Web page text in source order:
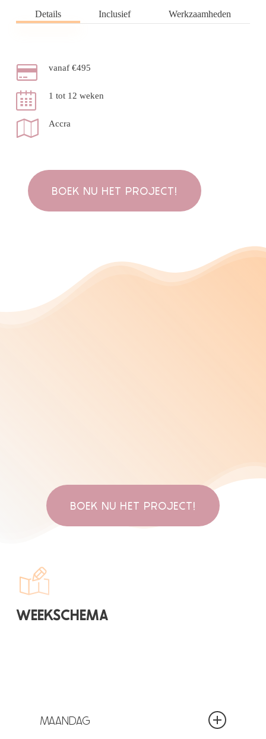
Details Inclusief Werkzaamheden
vanaf €495
1 tot 12 weken
Accra
BOEK NU HET PROJECT!
BOEK NU HET PROJECT!
WEEKSCHEMA
MAANDAG